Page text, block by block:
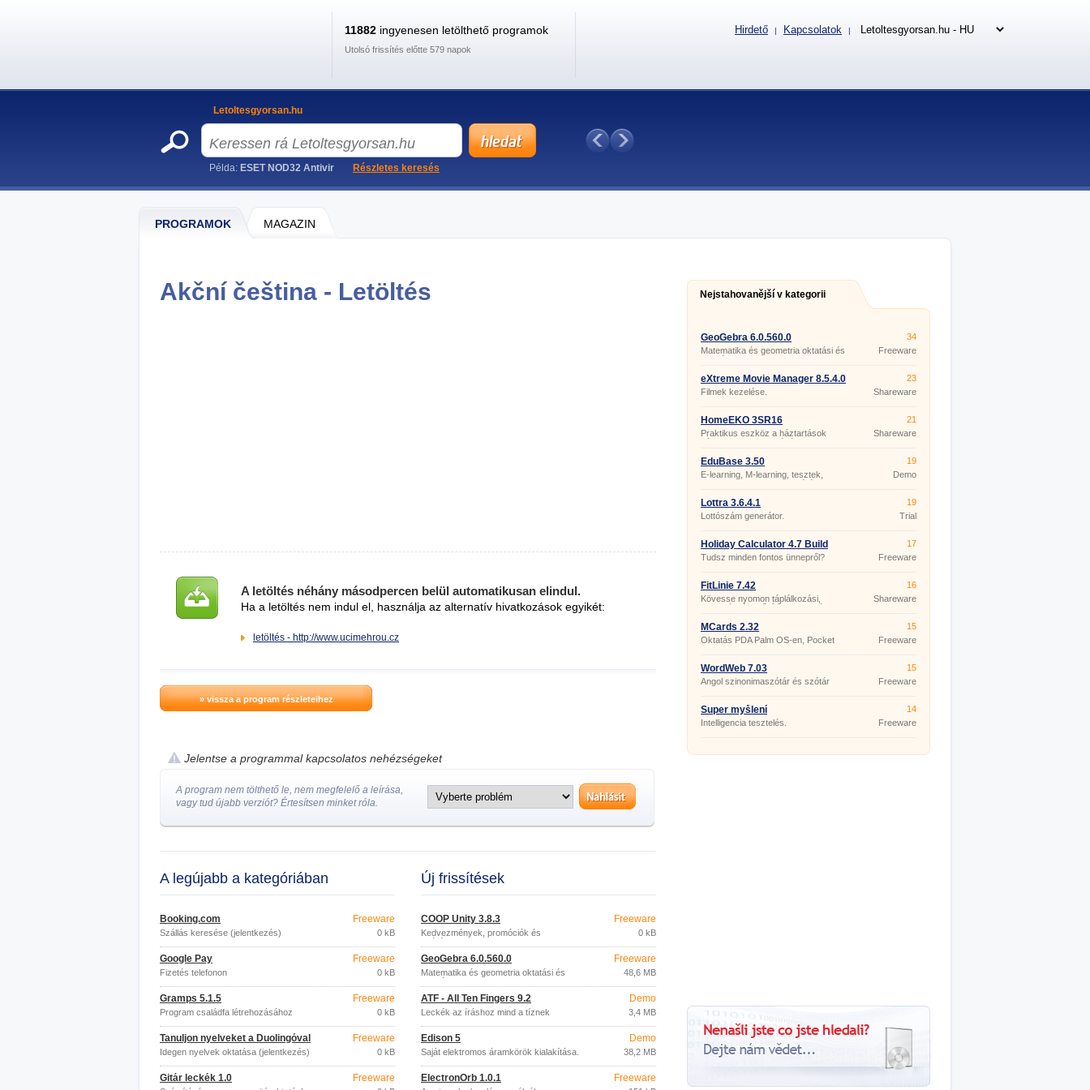
PROGRAMOK MAGAZIN
Akční čeština - Letöltés
A letöltés néhány másodpercen belül automatikusan elindul.
Ha a letöltés nem indul el, használja az alternatív hivatkozások egyikét:
letöltés - http://www.ucimehrou.cz
» vissza a program részleteihez
Jelentse a programmal kapcsolatos nehézségeket
A program nem tölthető le, nem megfelelő a leírása,
vagy tud újabb verziót? Értesítsen minket róla.
A legújabb a kategóriában
Booking.com
Szállás keresése (jelentkezés)
Freeware
0 kB
Google Pay
Fizetés telefonon
Freeware
0 kB
Gramps 5.1.5
Program családfa létrehozásához
Freeware
0 kB
Tanuljon nyelveket a Duolingóval
Idegen nyelvek oktatása (jelentkezés)
Freeware
0 kB
Gitár leckék 1.0 Freeware
Új frissítések
COOP Unity 3.8.3
Kedvezmények, promóciók és
szórólapok mobilra
Freeware
0 kB
GeoGebra 6.0.560.0
Matematika és geometria oktatási és
oktatási programja
Freeware
48,6 MB
ATF - All Ten Fingers 9.2
Leckék az íráshoz mind a tíznek
Demo
3,4 MB
Edison 5
Saját elektromos áramkörök kialakítása.
Demo
38,2 MB
ElectronOrb 1.0.1 Freeware
Nejstahovanější v kategorii
GeoGebra 6.0.560.0
Matematika és geometria oktatási és
oktatási programja
34
Freeware
eXtreme Movie Manager 8.5.4.0
Filmek kezelése.
23
Shareware
HomeEKO 3SR16
Praktikus eszköz a háztartások
pénzügyeinek kezelésére.
21
Shareware
EduBase 3.50
E-learning, M-learning, tesztek,
dolgozatok, feladatlapok, órák
19
Demo
Lottra 3.6.4.1
Lottószám generátor.
19
Trial
Holiday Calculator 4.7 Build
9434
Tudsz minden fontos ünnepről?
17
Freeware
FitLinie 7.42
Kövesse nyomon táplálkozási,
sportolási és erősítő programjának
16
Shareware
MCards 2.32
Oktatás PDA Palm OS-en, Pocket
15
Freeware
WordWeb 7.03
Angol szinonimaszótár és szótár
15
Freeware
Super myšlení
Intelligencia tesztelés.
14
Freeware
11882 ingyenesen letölthető programok
Utolsó frissítés előtte 579 napok
Hirdető | Kapcsolatok |
Letoltesgyorsan.hu
Példa: ESET NOD32 Antivir Részletes keresés